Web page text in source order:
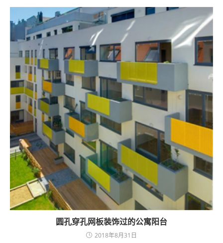
圆孔穿孔网板装饰过的公寓阳台
2018年8月31日